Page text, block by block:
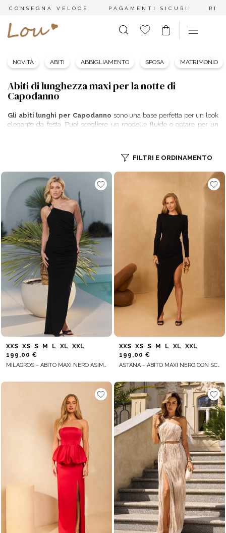
CONSEGNA VELOCE PAGAMENTI SICURI
NOVITÀ ABITI ABBIGLIAMENTO SPOSA MATRIMONIO
Abiti di lunghezza maxi per la notte di
Capodanno
Gli abiti lunghi per Capodanno sono una base perfetta per un look
elegante da festa. Puoi scegliere un modello fluido o optare per un
tue preferenze. Scopri le nostre proposte e scegli l’abito che ti farà
brillare e divertirti durante la notte di Capodanno.
FILTRI E ORDINAMENTO
XXS XS S M L XL
XXL
199,00 €
MILAGROS – ABITO MAXI NERO ASIMMETRICO
XXS XS S M L XL
XXL
199,00 €
ASTANA – ABITO MAXI NERO CON SCOLLO SULLA SCHIENA